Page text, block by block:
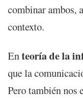
combinar ambos,
contexto.
Enteoría de la
que la
Pero también nos